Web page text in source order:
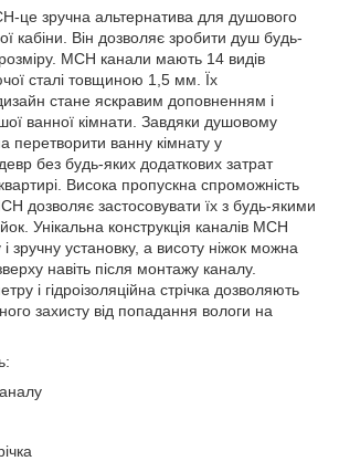
це зручна альтернатива для душового
кабіни. Він дозволяє зробити душ будь-
розміру. MСН канали мають 14 видів
сталі товщиною 1,5 мм. Їх
стане яскравим доповненням і
ванної кімнати. Завдяки душовому
ванну кімнату у
без будь-яких додаткових затрат
Висока пропускна спроможність
дозволяє застосовувати їх з будь-якими
Унікальна конструкція каналів МСН
зручну установку, а висоту ніжок можна
навіть після монтажу каналу.
і гідроізоляційна стрічка дозволяють
захисту від попадання вологи на